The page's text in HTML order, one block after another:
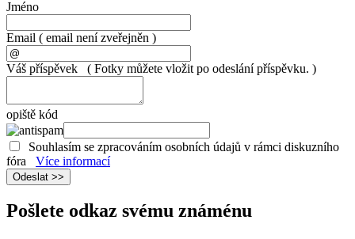
Jméno
Email ( email není zveřejněn )
Váš příspěvek ( Fotky můžete vložit po odeslání příspěvku. )
opiště kód
Souhlasím se zpracováním osobních údajů v rámci diskuzního
fóra
Více informací
Pošlete odkaz svému známénu